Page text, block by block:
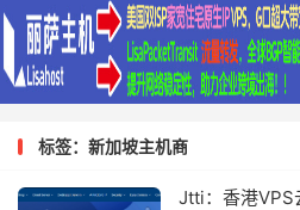
标签：新加坡主机商
Jtti：香港VPS